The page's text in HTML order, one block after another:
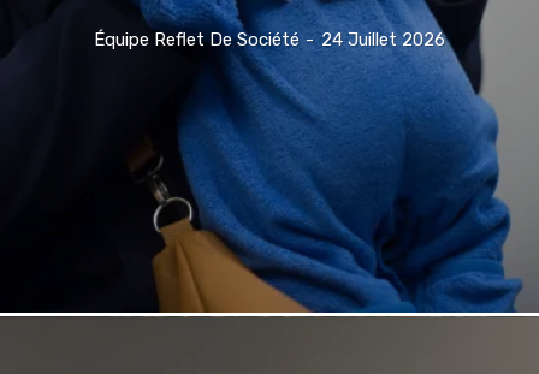
Équipe Reflet De Société - 24 Juillet 2026